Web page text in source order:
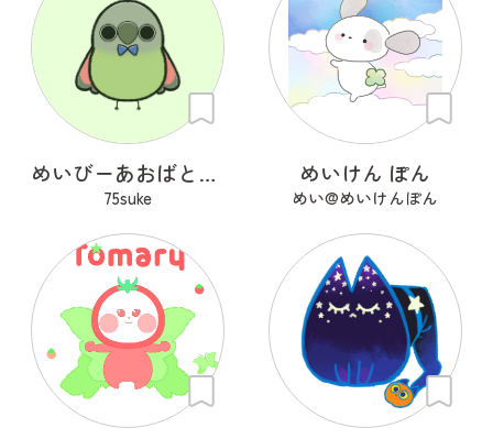
めいびーあおばとさん
75suke
めいけん ぽん
めい@めいけんぽん